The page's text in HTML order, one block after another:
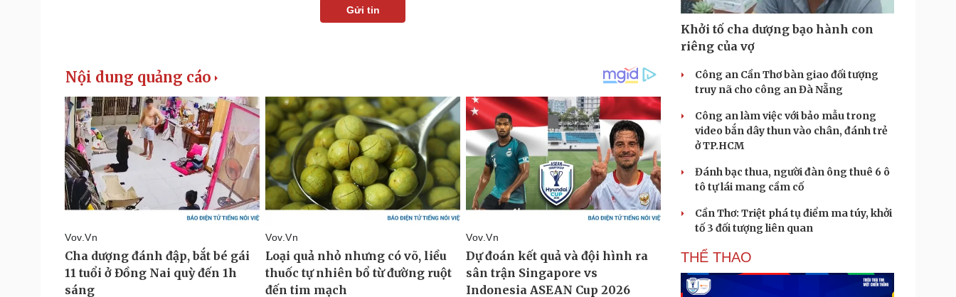
Gửi tin
Khởi tố cha dượng bạo hành con
riêng của vợ
Công an Cần Thơ bàn giao đối tượng
truy nã cho công an Đà Nẵng
Công an làm việc với bảo mẫu trong
video bắn dây thun vào chân, đánh trẻ
ở TP.HCM
Đánh bạc thua, người đàn ông thuê 6 ô
tô tự lái mang cầm cố
Cần Thơ: Triệt phá tụ điểm ma túy, khởi
tố 3 đối tượng liên quan
THỂ THAO